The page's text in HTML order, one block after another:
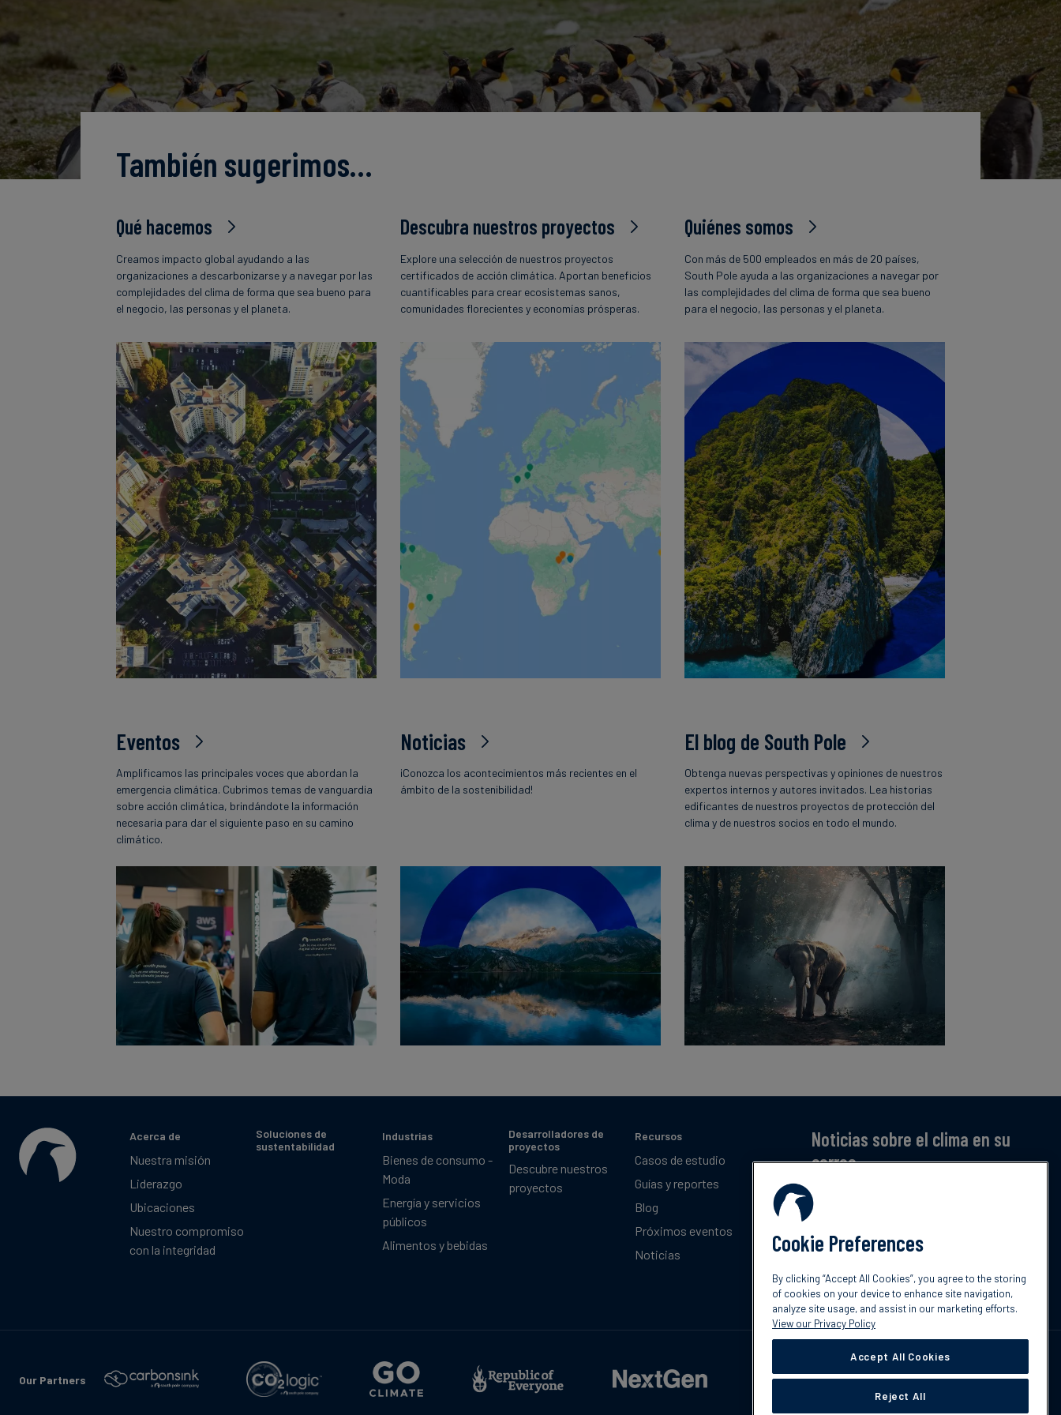
También sugerimos…
Qué hacemos
Creamos impacto global ayudando a las
organizaciones a descarbonizarse y a navegar por las
complejidades del clima de forma que sea bueno para
el negocio, las personas y el planeta.
Descubra nuestros proyectos
Explore una selección de nuestros proyectos
certificados de acción climática. Aportan beneficios
cuantificables para crear ecosistemas sanos,
comunidades florecientes y economías prósperas.
Quiénes somos
Con más de 500 empleados en más de 20 países,
South Pole ayuda a las organizaciones a navegar por
las complejidades del clima de forma que sea bueno
para el negocio, las personas y el planeta.
Eventos
Amplificamos las principales voces que abordan la
emergencia climática. Cubrimos temas de vanguardia
sobre acción climática, brindándote la información
necesaria para dar el siguiente paso en su camino
climático.
Noticias
¡Conozca los acontecimientos más recientes en el
ámbito de la sostenibilidad!
El blog de South Pole
Obtenga nuevas perspectivas y opiniones de nuestros
expertos internos y autores invitados. Lea historias
edificantes de nuestros proyectos de protección del
clima y de nuestros socios en todo el mundo.
English
Acerca de
Nuestra misión
Liderazgo
Ubicaciones
Nuestro compromiso
con la integridad
Soluciones de
sustentabilidad
Industrias
Bienes de consumo -
Moda
Energía y servicios
públicos
Alimentos y bebidas
Desarrolladores de
proyectos
Descubre nuestros
proyectos
Recursos
Casos de estudio
Guías y reportes
Blog
Próximos eventos
Noticias
Noticias sobre el clima en su
correo
Suscríbase a nuestro resumen mensual gratuito
de las últimas tendencias, políticas e
Suscribir
Our Partners
Cookie Preferences
By clicking “Accept All Cookies”, you agree to the storing
of cookies on your device to enhance site navigation,
analyze site usage, and assist in our marketing efforts.
View our Privacy Policy
Accept All Cookies
Reject All